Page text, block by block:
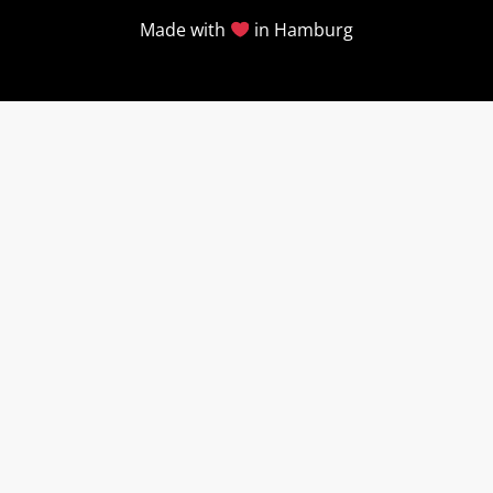
Made with in Hamburg